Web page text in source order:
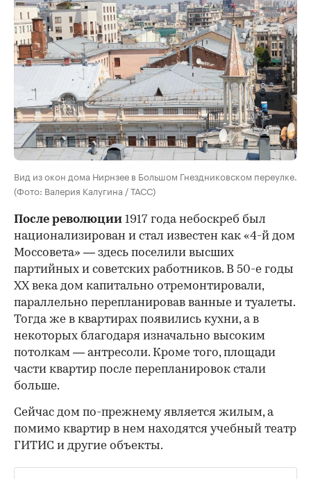
Вид из окон дома Нирнзее в Большом Гнездниковском переулке.
(Фото: Валерия Калугина / ТАСС)
После революции 1917 года небоскреб был
национализирован и стал известен как «4-й дом
Моссовета» — здесь поселили высших
партийных и советских работников. В 50-е годы
ХХ века дом капитально отремонтировали,
параллельно перепланировав ванные и туалеты.
Тогда же в квартирах появились кухни, а в
некоторых благодаря изначально высоким
потолкам — антресоли. Кроме того, площади
части квартир после перепланировок стали
больше.
Сейчас дом по-прежнему является жилым, а
помимо квартир в нем находятся учебный театр
ГИТИС и другие объекты.